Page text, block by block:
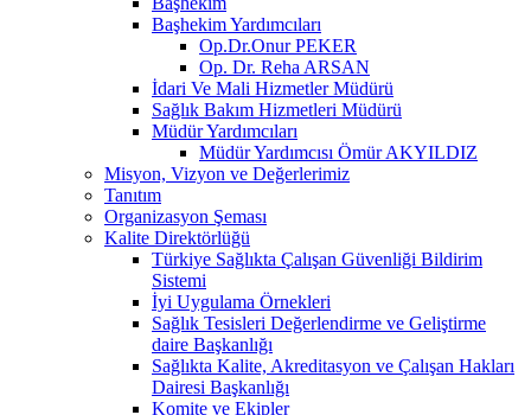
Başhekim Yardımcıları
Op.Dr.Onur PEKER
Op. Dr. Reha ARSAN
İdari Ve Mali Hizmetler Müdürü
Sağlık Bakım Hizmetleri Müdürü
Müdür Yardımcıları
Müdür Yardımcısı Ömür AKYILDIZ
Misyon, Vizyon ve Değerlerimiz
Tanıtım
Organizasyon Şeması
Kalite Direktörlüğü
Türkiye Sağlıkta Çalışan Güvenliği Bildirim
Sistemi
İyi Uygulama Örnekleri
Sağlık Tesisleri Değerlendirme ve Geliştirme
daire Başkanlığı
Sağlıkta Kalite, Akreditasyon ve Çalışan Hakları
Dairesi Başkanlığı
Komite ve Ekipler